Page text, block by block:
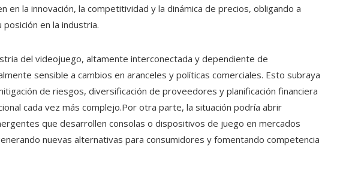
en la innovación, la competitividad y la dinámica de precios, obligando a
en la industria.
del videojuego, altamente interconectada y dependiente de
sensible a cambios en aranceles y políticas comerciales. Esto subraya
de riesgos, diversificación de proveedores y planificación financiera
cada vez más complejo.Por otra parte, la situación podría abrir
que desarrollen consolas o dispositivos de juego en mercados
nuevas alternativas para consumidores y fomentando competencia